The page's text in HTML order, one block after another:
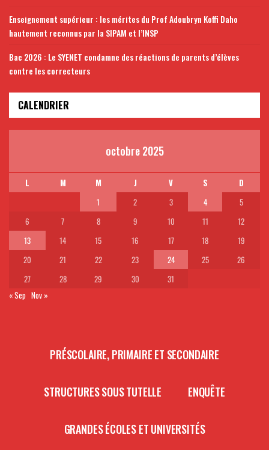
Enseignement supérieur : les mérites du Prof Adoubryn Koffi Daho
hautement reconnus par la SIPAM et l’INSP
Bac 2026 : Le SYENET condamne des réactions de parents d’élèves
contre les correcteurs
CALENDRIER
octobre 2025
L M M J V S
D
1
2 3 4
5
6
7 8 9 10 11
12
13
14 15 16 17 18
19
20
21 22 23 24 25
26
27
28 29 30
31
« Sep Nov »
PRÉSCOLAIRE, PRIMAIRE ET SECONDAIRE
STRUCTURES SOUS TUTELLE ENQUÊTE
GRANDES ÉCOLES ET UNIVERSITÉS